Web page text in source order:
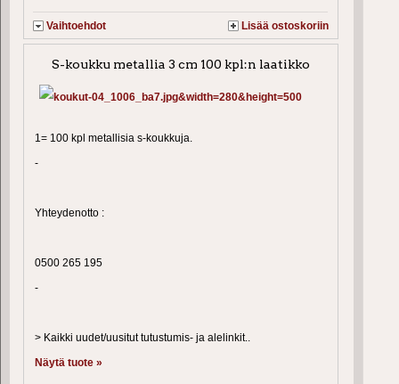
Vaihtoehdot Lisää ostoskoriin
S-koukku metallia 3 cm 100 kpl:n laatikko
1= 100 kpl metallisia s-koukkuja.
-
Yhteydenotto :
0500 265 195
-
> Kaikki uudet/uusitut tutustumis- ja alelinkit..
Näytä tuote »